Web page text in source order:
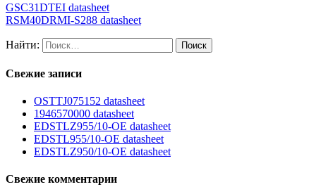
GSC31DTEI datasheet
RSM40DRMI-S288 datasheet
Найти:
Свежие записи
OSTTJ075152 datasheet
1946570000 datasheet
EDSTLZ955/10-OE datasheet
EDSTL955/10-OE datasheet
EDSTLZ950/10-OE datasheet
Свежие комментарии